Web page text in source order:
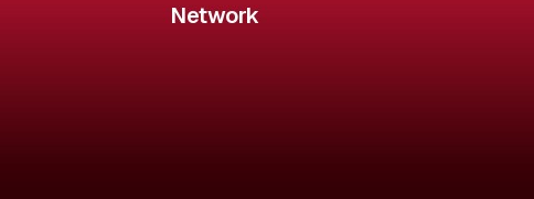
Network